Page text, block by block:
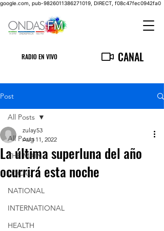
google.com, pub-9826011386271019, DIRECT, f08c47fec0942fa0
RADIO EN VIVO CANAL
Post
All Posts
THE MAIN
LOCAL
NATIONAL
INTERNATIONAL
HEALTH
All Posts
La última superluna del año
ocurrirá esta noche
zulay53
Aug 11, 2022